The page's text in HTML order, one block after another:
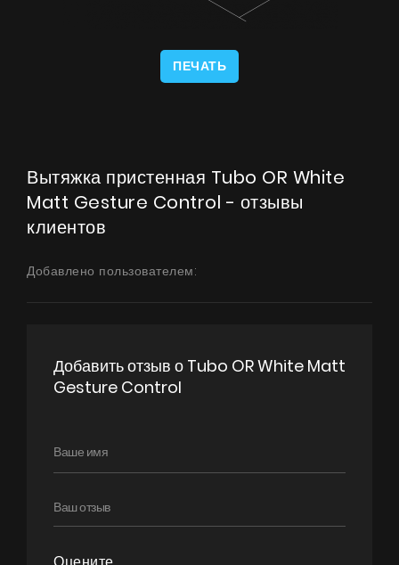
ПЕЧАТЬ
Вытяжка пристенная Tubo OR White
Matt Gesture Control - отзывы
клиентов
Добавлено пользователем:
Добавить отзыв о Tubo OR White Matt
Gesture Control